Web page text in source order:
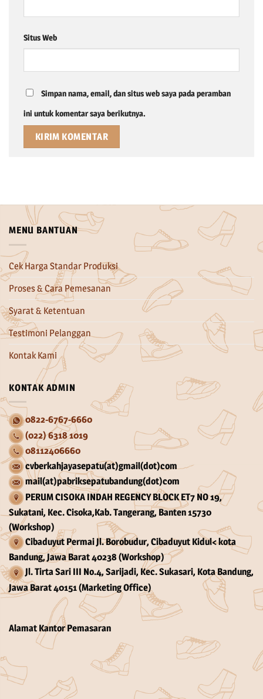
Situs Web
Simpan nama, email, dan situs web saya pada peramban
ini untuk komentar saya berikutnya.
MENU BANTUAN
Cek Harga Standar Produksi
Proses & Cara Pemesanan
Syarat & Ketentuan
Testimoni Pelanggan
Kontak Kami
KONTAK ADMIN
0822-6767-6660
(022) 6318 1019
08112406660
cvberkahjayasepatu(at)gmail(dot)com
mail(at)pabriksepatubandung(dot)com
PERUM CISOKA INDAH REGENCY BLOCK ET7 NO 19,
Sukatani, Kec. Cisoka,Kab. Tangerang, Banten 15730
(Workshop)
Cibaduyut Permai Jl. Borobudur, Cibaduyut Kidul< kota
Bandung, Jawa Barat 40238 (Workshop)
Jl. Tirta Sari III No.4, Sarijadi, Kec. Sukasari, Kota Bandung,
Jawa Barat 40151 (Marketing Office)
Alamat Kantor Pemasaran